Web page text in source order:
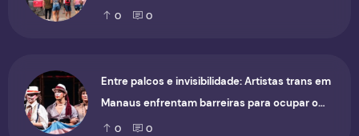
0 0
Entre palcos e invisibilidade: Artistas trans em
Manaus enfrentam barreiras para ocupar o
cenário cultural
0 0